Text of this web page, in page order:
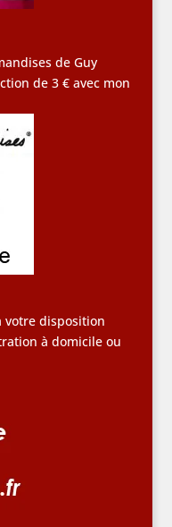
de Guy
de 3 € avec mon
votre disposition
à domicile ou